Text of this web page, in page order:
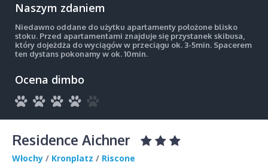
Naszym zdaniem
Niedawno oddane do użytku apartamenty położone blisko
stoku. Przed apartamentami znajduje się przystanek skibusa,
który dojeżdża do wyciągów w przeciągu ok. 3-5min. Spacerem
ten dystans pokonamy w ok. 10min.
Ocena dimbo
Residence Aichner
Włochy / Kronplatz / Riscone